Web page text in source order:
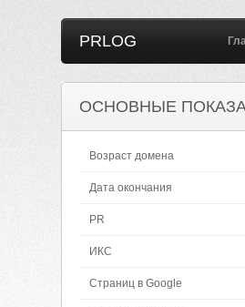
PRLOG
ОСНОВНЫЕ
Возраст домена
Дата окончания
PR
ИКС
Страниц в Google